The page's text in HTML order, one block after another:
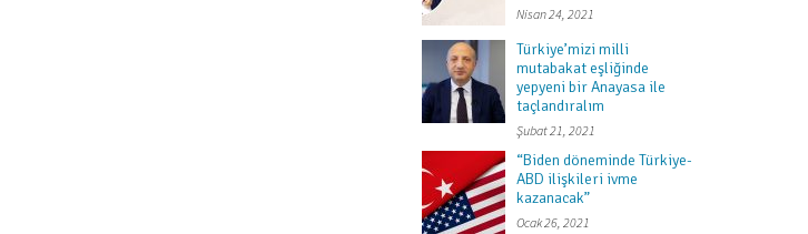
Nisan 24, 2021
Türkiye’mizi milli
mutabakat eşliğinde
yepyeni bir Anayasa ile
taçlandıralım
Şubat 21, 2021
“Biden döneminde Türkiye-
ABD ilişkileri ivme
kazanacak”
Ocak 26, 2021